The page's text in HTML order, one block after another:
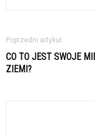
Poprzedni artykuł
CO TO JEST SWOJE
ZIEMI?